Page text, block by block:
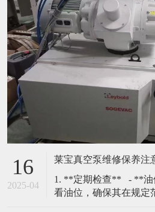
16
2025-04
莱宝真空泵维修保养注
​1. **定期检查** - **油
看油位，确保其在规定